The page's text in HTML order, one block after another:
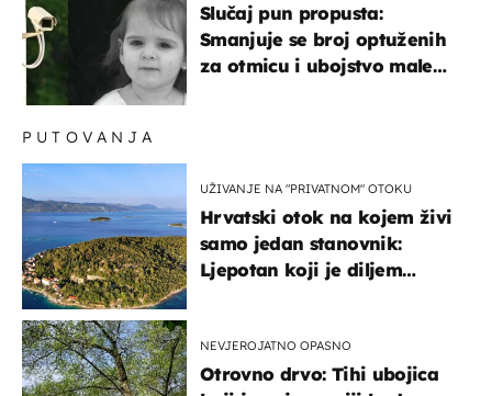
Slučaj pun propusta:
Smanjuje se broj optuženih
za otmicu i ubojstvo male
PUTOVANJA
UŽIVANJE NA "PRIVATNOM" OTOKU
Hrvatski otok na kojem živi
samo jedan stanovnik:
Ljepotan koji je diljem
NEVJEROJATNO OPASNO
Otrovno drvo: Tihi ubojica